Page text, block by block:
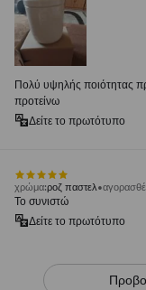
Πολύ υψηλής ποιότητας
προτείνω
Δείτε το πρωτότυπο
χρώμα:ροζ παστελ
Το συνιστώ
Δείτε το πρωτότυπο